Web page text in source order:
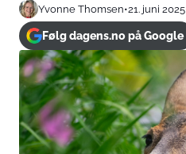
Yvonne Thomsen•21. juni 2025
Følg dagens.no på Google